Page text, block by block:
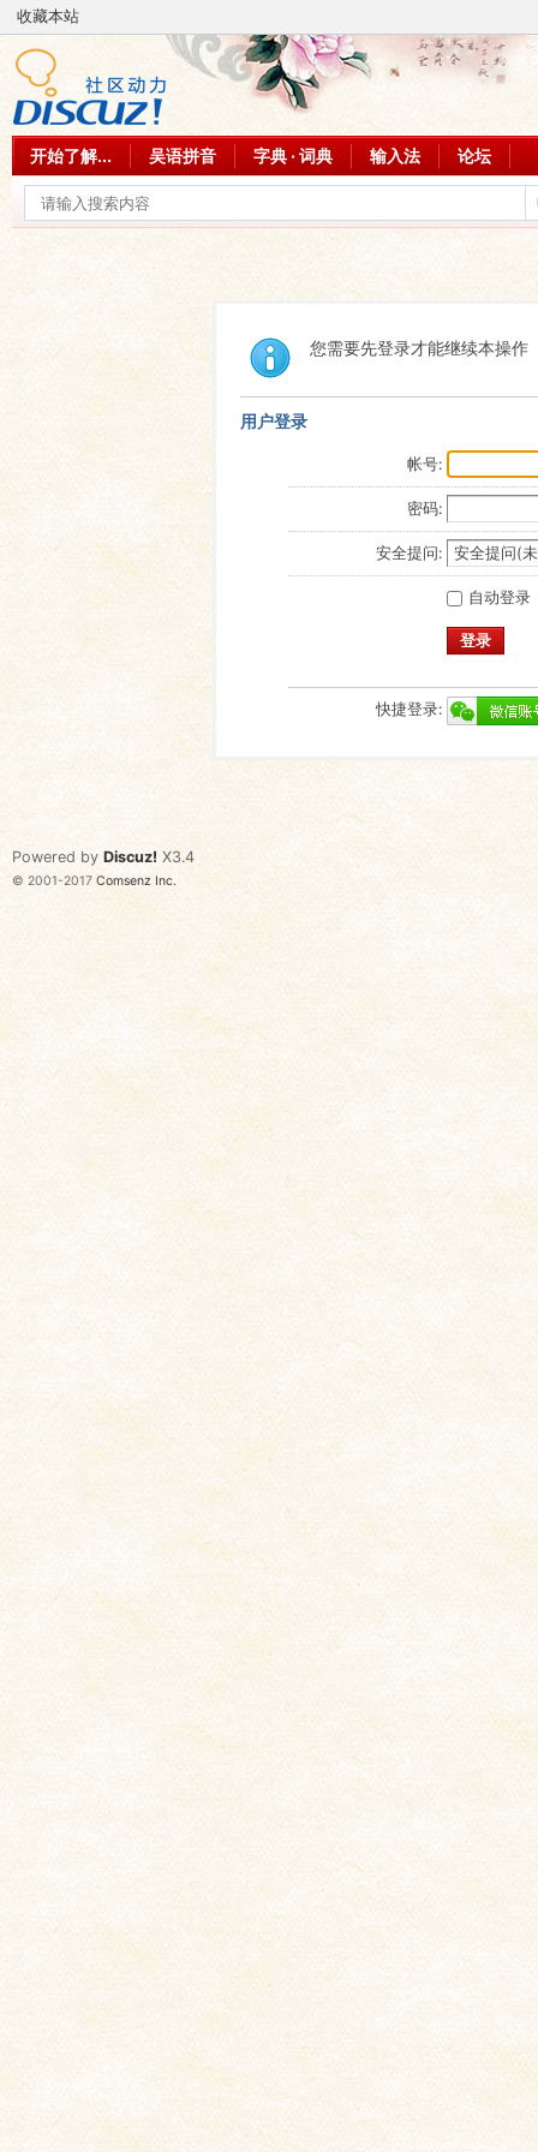
收藏本站
开始了解... 吴语拼音 字典 · 词典 输入法 论坛
您需要先登录才能继续本操作
用户登录
帐号:
密码:
安全提问:
自动登录
登录
快捷登录:
Powered by Discuz! X3.4
© 2001-2017 Comsenz Inc.